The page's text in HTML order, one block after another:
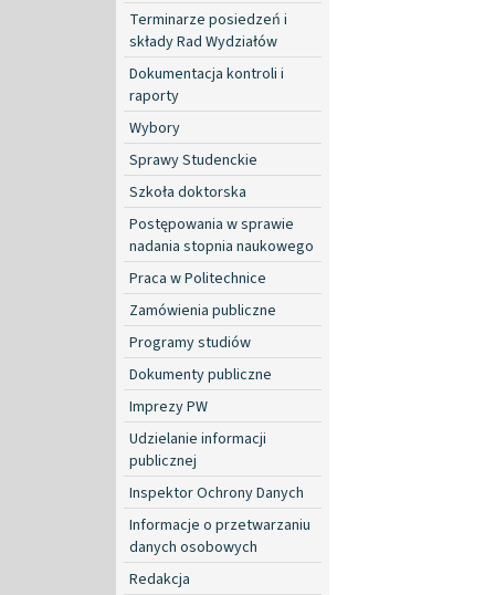
Terminarze posiedzeń i
składy Rad Wydziałów
Dokumentacja kontroli i
raporty
Wybory
Sprawy Studenckie
Szkoła doktorska
Postępowania w sprawie
nadania stopnia naukowego
Praca w Politechnice
Zamówienia publiczne
Programy studiów
Dokumenty publiczne
Imprezy PW
Udzielanie informacji
publicznej
Inspektor Ochrony Danych
Informacje o przetwarzaniu
danych osobowych
Redakcja